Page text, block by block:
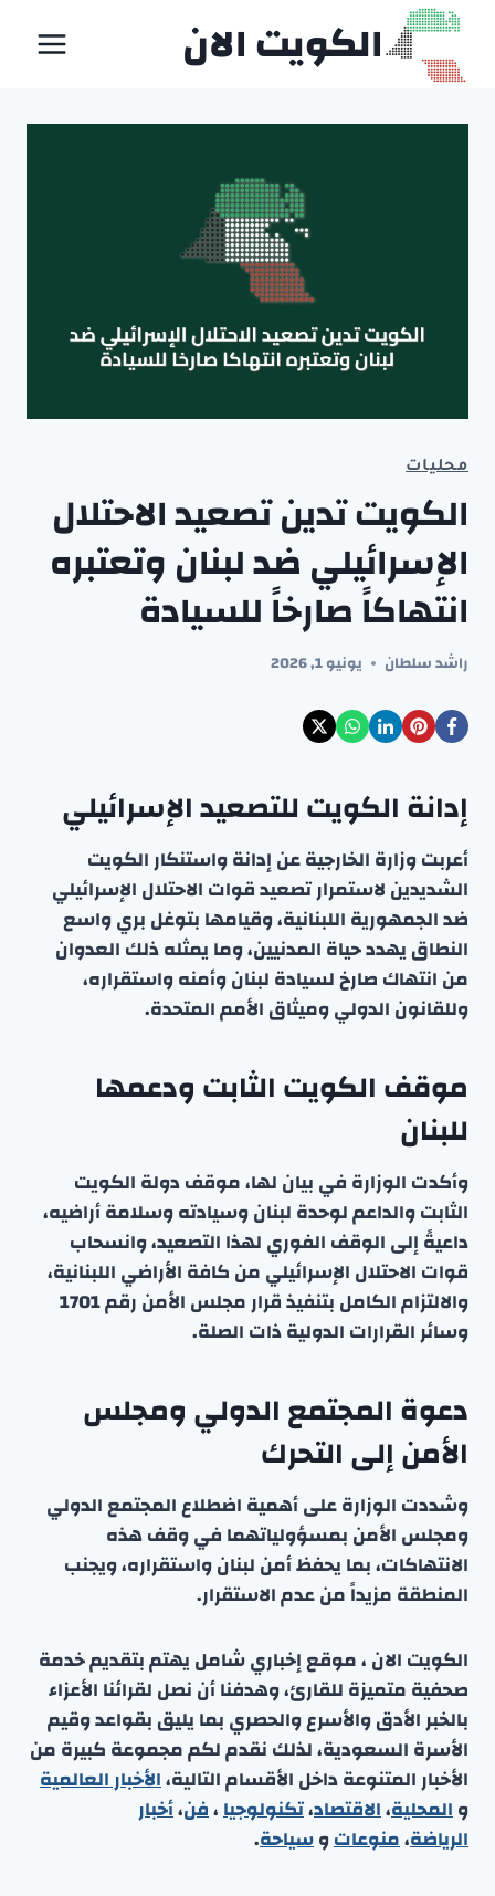
التجاوز
المحتوى
الكويت الان
محليات
الكويت تدين تصعيد الاحتلال
الإسرائيلي ضد لبنان وتعتبره
انتهاكاً صارخاً للسيادة
راشد سلطان يونيو 1, 2026
إدانة الكويت للتصعيد الإسرائيلي
أعربت وزارة الخارجية عن إدانة واستنكار الكويت
الشديدين لاستمرار تصعيد قوات الاحتلال الإسرائيلي
ضد الجمهورية اللبنانية، وقيامها بتوغل بري واسع
النطاق يهدد حياة المدنيين، وما يمثله ذلك العدوان
من انتهاك صارخ لسيادة لبنان وأمنه واستقراره،
وللقانون الدولي وميثاق الأمم المتحدة.
موقف الكويت الثابت ودعمها
للبنان
وأكدت الوزارة في بيان لها، موقف دولة الكويت
الثابت والداعم لوحدة لبنان وسيادته وسلامة أراضيه،
داعيةً إلى الوقف الفوري لهذا التصعيد، وانسحاب
قوات الاحتلال الإسرائيلي من كافة الأراضي اللبنانية،
والالتزام الكامل بتنفيذ قرار مجلس الأمن رقم 1701
وسائر القرارات الدولية ذات الصلة.
دعوة المجتمع الدولي ومجلس
الأمن إلى التحرك
وشددت الوزارة على أهمية اضطلاع المجتمع الدولي
ومجلس الأمن بمسؤولياتهما في وقف هذه
الانتهاكات، بما يحفظ أمن لبنان واستقراره، ويجنب
المنطقة مزيداً من عدم الاستقرار.
الكويت الان ، موقع إخباري شامل يهتم بتقديم خدمة
صحفية متميزة للقارئ، وهدفنا أن نصل لقرائنا الأعزاء
بالخبر الأدق والأسرع والحصري بما يليق بقواعد وقيم
الأسرة السعودية، لذلك نقدم لكم مجموعة كبيرة من
الأخبار المتنوعة داخل الأقسام التالية،الأخبار العالمية
والمحلية،الاقتصاد،تكنولوجيا،فن،أخبار
الرياضة،منوعاتوسياحة.